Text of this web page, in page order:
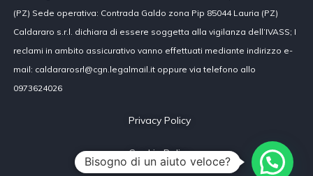
(PZ) Sede operativa: Contrada Galdo zona Pip 85044 Lauria (PZ)
Caldararo s.r.l. dichiara di essere soggetta alla vigilanza dell’IVASS; I
reclami in ambito assicurativo vanno effettuati mediante indirizzo e-
mail: caldararosrl@cgn.legalmail.it oppure via telefono allo
0973624026
Privacy Policy
Cookie Policy
Bisogno di un aiuto veloce?